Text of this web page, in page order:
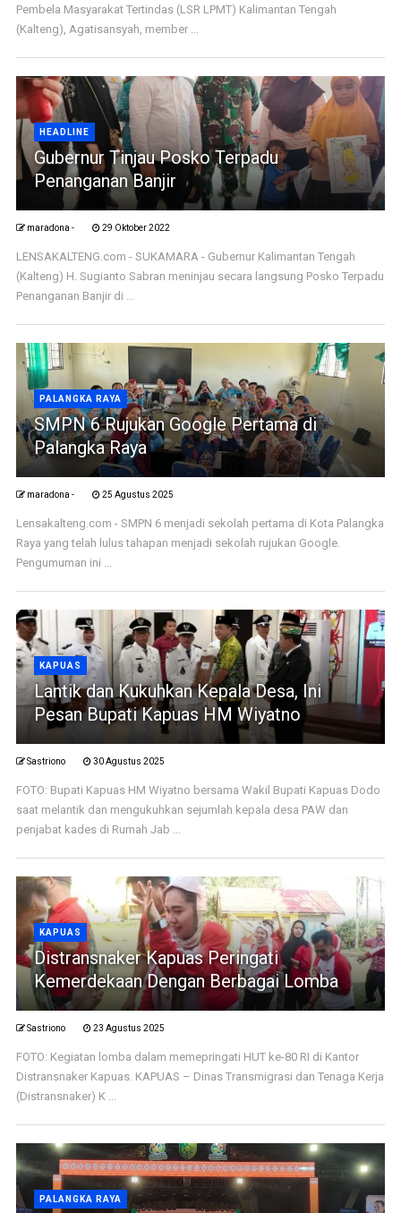
Pembela Masyarakat Tertindas (LSR LPMT) Kalimantan Tengah
(Kalteng), Agatisansyah, member ...
HEADLINE
Gubernur Tinjau Posko Terpadu
Penanganan Banjir
maradona - 29 Oktober 2022
LENSAKALTENG.com - SUKAMARA - Gubernur Kalimantan Tengah
(Kalteng) H. Sugianto Sabran meninjau secara langsung Posko Terpadu
Penanganan Banjir di ...
PALANGKA RAYA
SMPN 6 Rujukan Google Pertama di
Palangka Raya
maradona - 25 Agustus 2025
Lensakalteng.com - SMPN 6 menjadi sekolah pertama di Kota Palangka
Raya yang telah lulus tahapan menjadi sekolah rujukan Google.
Pengumuman ini ...
KAPUAS
Lantik dan Kukuhkan Kepala Desa, Ini
Pesan Bupati Kapuas HM Wiyatno
Sastriono 30 Agustus 2025
FOTO: Bupati Kapuas HM Wiyatno bersama Wakil Bupati Kapuas Dodo
saat melantik dan mengukuhkan sejumlah kepala desa PAW dan
penjabat kades di Rumah Jab ...
KAPUAS
Distransnaker Kapuas Peringati
Kemerdekaan Dengan Berbagai Lomba
Sastriono 23 Agustus 2025
FOTO: Kegiatan lomba dalam memepringati HUT ke-80 RI di Kantor
Distransnaker Kapuas. KAPUAS – Dinas Transmigrasi dan Tenaga Kerja
(Distransnaker) K ...
PALANGKA RAYA